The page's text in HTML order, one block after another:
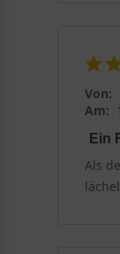
Ein
Der
Von:
Am:
Ein
Als